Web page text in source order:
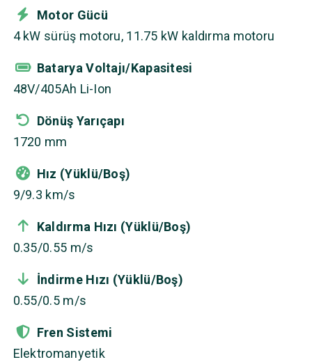
Motor Gücü
4 kW sürüş motoru, 11.75 kW kaldırma motoru
Batarya Voltajı/Kapasitesi
48V/405Ah Li-Ion
Dönüş Yarıçapı
1720 mm
Hız (Yüklü/Boş)
9/9.3 km/s
Kaldırma Hızı (Yüklü/Boş)
0.35/0.55 m/s
İndirme Hızı (Yüklü/Boş)
0.55/0.5 m/s
Fren Sistemi
Elektromanyetik